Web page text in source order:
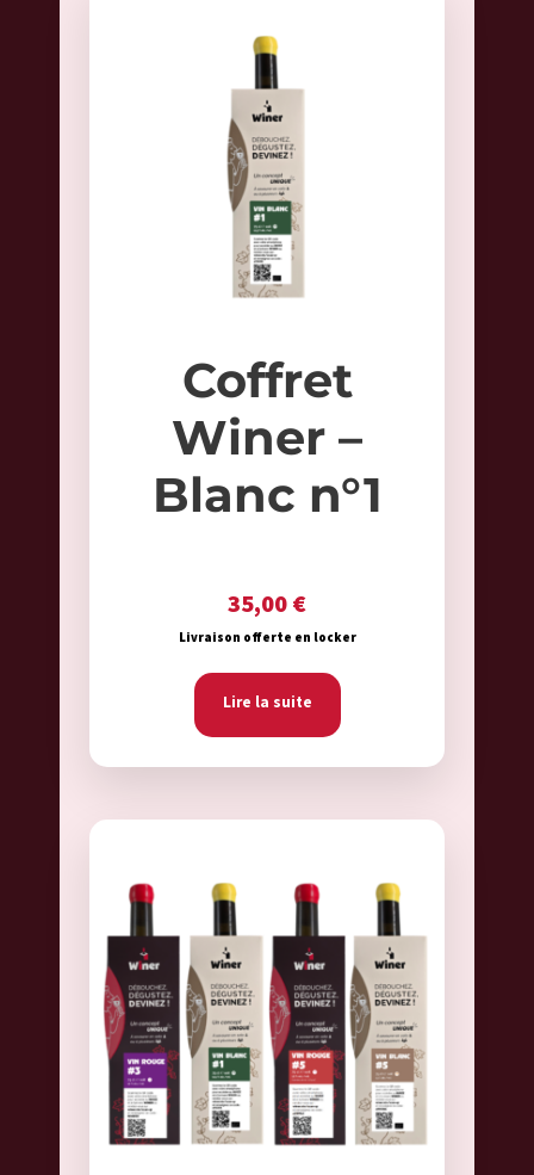
Coffret
Winer –
Blanc n°1
35,00 €
Livraison offerte en locker
Lire la suite